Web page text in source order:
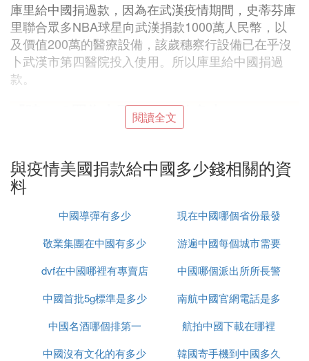
庫里給中國捐過款，因為在武漢疫情期間，史蒂芬庫
里聯合眾多NBA球星向武漢捐款1000萬人民幣，以
及價值200萬的醫療設備，該歲穗察行設備已在乎沒
卜武漢市第四醫院投入使用。所以庫里給中國捐過
款。
『陸』 C羅為中國捐款總數多少
的款項和物資。
具體來說，C羅在幾個關鍵時刻展現了對中國的慷慨
支持。2008年汶川地震時，C羅向中國捐贈了400萬
元人民幣，以支持災區重建工作。這一善舉在當時引
此外，在2020年新冠疫情期間，C羅再次向中國伸出
援手，向武漢捐贈了10萬歐元，用於助力抗擊新冠疫
情。這一捐贈表達了他對疫情嚴重地區的關心和支
持，也展現了他的社會責任感。
閱讀全文
與疫情美國捐款給中國多少錢相關的資
料
中國導彈有多少
現在中國哪個省份最發
達
敬業集團在中國有多少
辦事處
游遍中國每個城市需要
多久
dvf在中國哪裡有專賣店
中國哪個派出所所長警
銜最高
中國首批5g標準是多少
南航中國官網電話是多
少錢
中國名酒哪個排第一
航拍中國下載在哪裡
中國沒有文化的有多少
韓國寄手機到中國多久